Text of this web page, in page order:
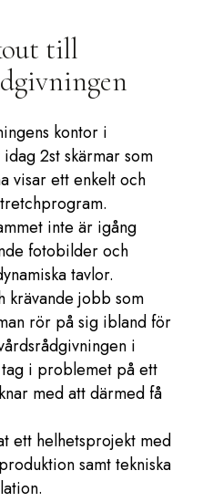
till
kontor i
2st skärmar som
visar ett enkelt och
inte är igång
fotobilder och
tavlor.
krävande jobb som
rör på sig ibland för
i
i problemet på ett
med att därmed få
ett helhetsprojekt med
samt tekniska